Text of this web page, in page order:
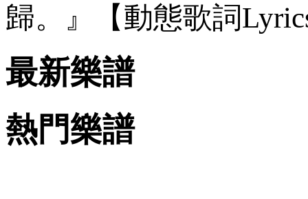
歸。』【動態歌詞
最新樂譜
熱門樂譜